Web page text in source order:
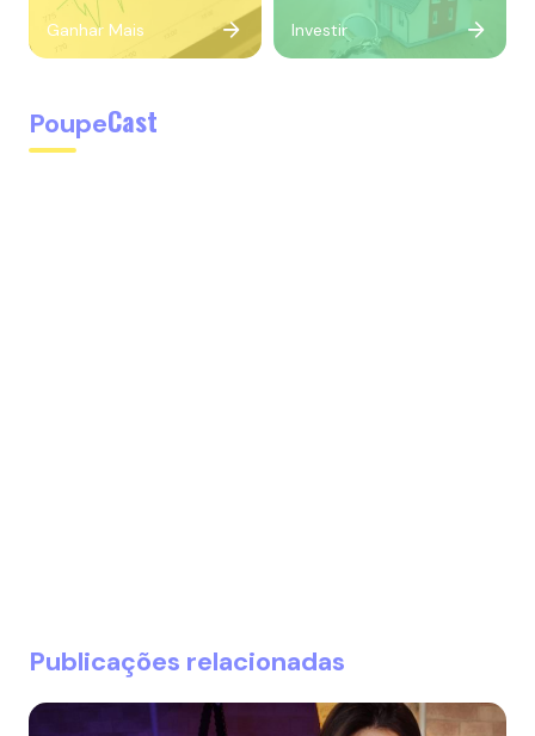
Ganhar Mais Investir
PoupeCast
Publicações relacionadas